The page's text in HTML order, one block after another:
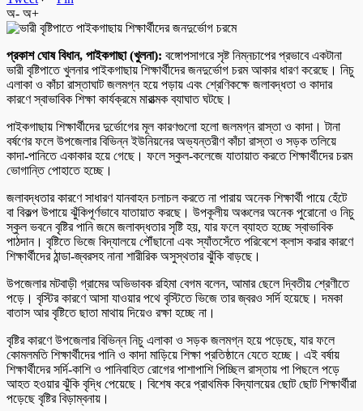
অ- অ+
প্রকাশ ঘোষ বিধান, পাইকগাছা (খুলনা): বঙ্গোপসাগরে সৃষ্ট নিম্নচাপের প্রভাবে একটানা
ভারী বৃষ্টিপাতে খুলনার পাইকগাছায় শিক্ষার্থীদের জনদুর্ভোগ চরম আকার ধারণ করেছে। নিচু
এলাকা ও কাঁচা রাস্তাঘাট জলমগ্ন হয়ে পড়ায় এবং শ্রেণিকক্ষে জলাবদ্ধতা ও কাদার
কারণে স্বাভাবিক শিক্ষা কার্যক্রমে মারাত্মক ব্যাঘাত ঘটছে।
পাইকগাছায় শিক্ষার্থীদের দুর্ভোগের মূল কারণগুলো হলো জলমগ্ন রাস্তা ও কাদা। টানা
বর্ষণের ফলে উপজেলার বিভিন্ন ইউনিয়নের অভ্যন্তরীণ কাঁচা রাস্তা ও সড়ক তলিয়ে
কাদা-পানিতে একাকার হয়ে গেছে। ফলে স্কুল-কলেজে যাতায়াত করতে শিক্ষার্থীদের চরম
ভোগান্তি পোহাতে হচ্ছে।
জলাবদ্ধতার কারণে সাধারণ যানবাহন চলাচল করতে না পারায় অনেক শিক্ষার্থী পায়ে হেঁটে
বা বিকল্প উপায়ে ঝুঁকিপূর্ণভাবে যাতায়াত করছে। উপকূলীয় অঞ্চলের অনেক পুরোনো ও নিচু
স্কুল ভবনে বৃষ্টির পানি জমে জলাবদ্ধতার সৃষ্টি হয়, যার ফলে ব্যাহত হচ্ছে স্বাভাবিক
পাঠদান। বৃষ্টিতে ভিজে বিদ্যালয়ে পৌঁছানো এবং স্যাঁতসেঁতে পরিবেশে ক্লাস করার কারণে
শিক্ষার্থীদের ঠান্ডা-জ্বরসহ নানা শারীরিক অসুস্থতার ঝুঁকি বাড়ছে।
উপজেলার মটবাড়ী গ্রামের অভিভাবক রহিমা বেগম বলেন, আমার ছেলে দ্বিতীয় শ্রেণীতে
পড়ে। বৃস্টির কারণে আসা যাওয়ার পথে বৃস্টিতে ভিজে তার জ্বরও সর্দি হয়েছে। দমকা
বাতাস আর বৃষ্টিতে ছাতা মাথায় দিয়েও রক্ষা হচ্ছে না।
বৃষ্টির কারণে উপজেলার বিভিন্ন নিচু এলাকা ও সড়ক জলমগ্ন হয়ে পড়েছে, যার ফলে
কোমলমতি শিক্ষার্থীদের পানি ও কাদা মাড়িয়ে শিক্ষা প্রতিষ্ঠানে যেতে হচ্ছে। এই বর্ষায়
শিক্ষার্থীদের সর্দি-কাশি ও পানিবাহিত রোগের পাশাপাশি পিচ্ছিল রাস্তায় পা পিছলে পড়ে
আহত হওয়ার ঝুঁকি বৃদ্ধি পেয়েছে। বিশেষ করে প্রাথমিক বিদ্যালয়ের ছোট ছোট শিক্ষার্থীরা
পড়েছে বৃষ্টির বিড়াম্বনায়।